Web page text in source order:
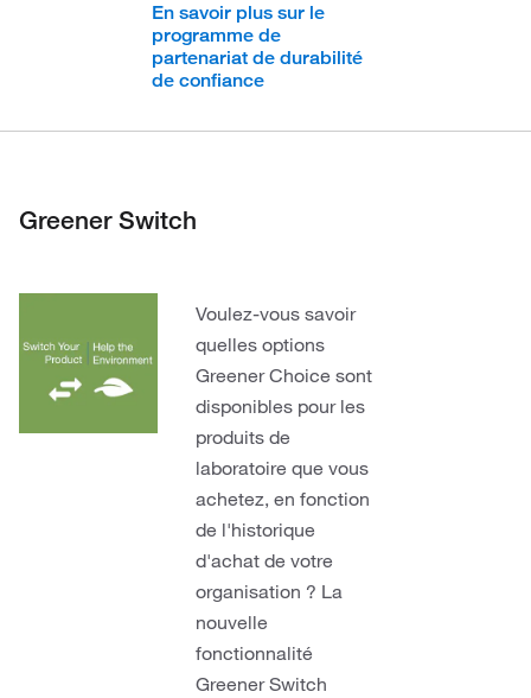
En savoir plus sur le
programme de
partenariat de durabilité
de confiance
Greener Switch
Voulez-vous savoir
quelles options
Greener Choice sont
disponibles pour les
produits de
laboratoire que vous
achetez, en fonction
de l'historique
d'achat de votre
organisation ? La
nouvelle
fonctionnalité
Greener Switch